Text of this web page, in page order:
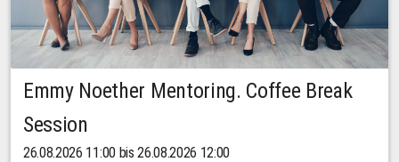
Emmy Noether Mentoring. Coffee Break
Session
26.08.2026 11:00 bis 26.08.2026 12:00